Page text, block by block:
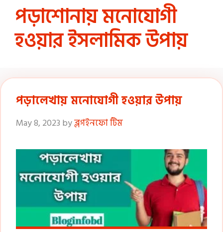
পড়াশোনায় মনোযোগী
হওয়ার ইসলামিক উপায়
পড়ালেখায় মনোযোগী হওয়ার উপায়
May 8, 2023 byব্লগইনফো টিম